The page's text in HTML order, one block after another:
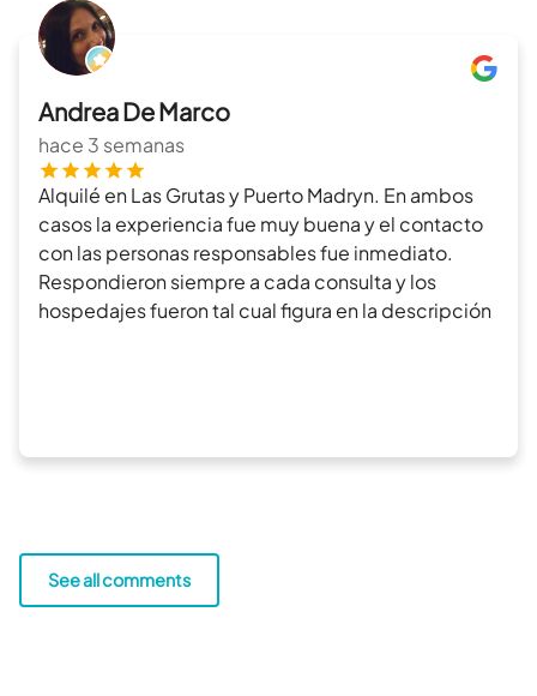
Andrea De Marco
hace 3 semanas
Alquilé en Las Grutas y Puerto Madryn. En ambos
casos la experiencia fue muy buena y el contacto
con las personas responsables fue inmediato.
Respondieron siempre a cada consulta y los
hospedajes fueron tal cual figura en la descripción
See all comments